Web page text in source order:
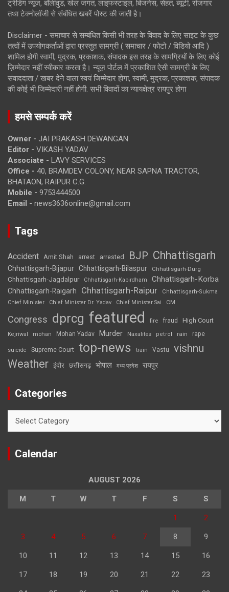
ट्रेंडिंग न्यूज, बॉलीवुड, खेल जगत, लाइफस्टाइल, बिजनेस, सेहत, ब्यूटी, रोजगार
तथा टेक्नोलॉजी से संबंधित खबरें पोस्ट की जाती है।
Disclaimer - समाचार से सम्बंधित किसी भी तरह के विवाद के लिए साइट के कुछ
तत्वों में उपयोगकर्ताओं द्वारा प्रस्तुत सामग्री ( समाचार / फोटो / विडियो आदि )
शामिल होगी स्वामी, मुद्रक, प्रकाशक, संपादक इस तरह के सामग्रियों के लिए कोई
ज़िम्मेदार नहीं स्वीकार करता है। न्यूज़ पोर्टल में प्रकाशित ऐसी सामग्री के लिए
संवाददाता / खबर देने वाला स्वयं जिम्मेदार होगा, स्वामी, मुद्रक, प्रकाशक, संपादक
की कोई भी जिम्मेदारी नहीं होगी. सभी विवादों का न्यायक्षेत्र रायपुर होगा
हमसे सम्पर्क करें
Owner - JAI PRAKASH DEWANGAN
Editor - VIKASH YADAV
Associate - LAVY SERVICES
Office - 40, BRAMDEV COLONY, NEAR SAPNA TRACTOR,
BHATAON, RAIPUR C.G.
Mobile - 9753444500
Email - news3636online@gmail.com
Tags
Accident Amit Shah arrest arrested BJP Chhattisgarh
Chhattisgarh-Bijapur Chhattisgarh-Bilaspur Chhattisgarh-Durg
Chhattisgarh-Jagdalpur Chhattisgarh-Kabirdham Chhattisgarh-Korba
Chhattisgarh-Raigarh Chhattisgarh-Raipur
Chhattisgarh-Sukma
Chief Minister
Chief Minister Dr. Yadav Chief Minister Sai CM
Congress dprcg featured fire fraud High Court
Kejriwal mohan Mohan Yadav Murder Naxalites petrol rain rape
suicide Supreme Court top-news train Vastu vishnu
Weather इंदौर छत्तीसगढ़ भोपाल मध्य प्रदेश रायपुर
Categories
Calendar
AUGUST 2026
M T W T F S S
1 2
3 4 5 6 7 8 9
10 11 12 13 14 15 16
17 18 19 20 21 22 23